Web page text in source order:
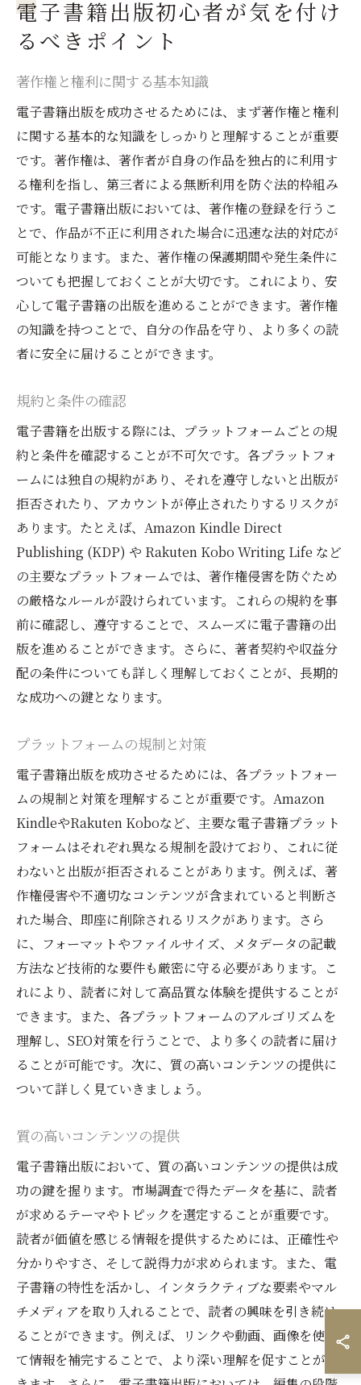
電子書籍出版初心者が気を付け
るべきポイント
著作権と権利に関する基本知識
電子書籍出版を成功させるためには、まず著作権と権利
に関する基本的な知識をしっかりと理解することが重要
です。著作権は、著作者が自身の作品を独占的に利用す
る権利を指し、第三者による無断利用を防ぐ法的枠組み
です。電子書籍出版においては、著作権の登録を行うこ
とで、作品が不正に利用された場合に迅速な法的対応が
可能となります。また、著作権の保護期間や発生条件に
ついても把握しておくことが大切です。これにより、安
心して電子書籍の出版を進めることができます。著作権
の知識を持つことで、自分の作品を守り、より多くの読
者に安全に届けることができます。
規約と条件の確認
電子書籍を出版する際には、プラットフォームごとの規
約と条件を確認することが不可欠です。各プラットフォ
ームには独自の規約があり、それを遵守しないと出版が
拒否されたり、アカウントが停止されたりするリスクが
あります。たとえば、Amazon Kindle Direct
Publishing (KDP) や Rakuten Kobo Writing Life など
の主要なプラットフォームでは、著作権侵害を防ぐため
の厳格なルールが設けられています。これらの規約を事
前に確認し、遵守することで、スムーズに電子書籍の出
版を進めることができます。さらに、著者契約や収益分
配の条件についても詳しく理解しておくことが、長期的
な成功への鍵となります。
プラットフォームの規制と対策
電子書籍出版を成功させるためには、各プラットフォー
ムの規制と対策を理解することが重要です。Amazon
KindleやRakuten Koboなど、主要な電子書籍プラット
フォームはそれぞれ異なる規制を設けており、これに従
わないと出版が拒否されることがあります。例えば、著
作権侵害や不適切なコンテンツが含まれていると判断さ
れた場合、即座に削除されるリスクがあります。さら
に、フォーマットやファイルサイズ、メタデータの記載
方法など技術的な要件も厳密に守る必要があります。こ
れにより、読者に対して高品質な体験を提供することが
できます。また、各プラットフォームのアルゴリズムを
理解し、SEO対策を行うことで、より多くの読者に届け
ることが可能です。次に、質の高いコンテンツの提供に
ついて詳しく見ていきましょう。
質の高いコンテンツの提供
電子書籍出版において、質の高いコンテンツの提供は成
功の鍵を握ります。市場調査で得たデータを基に、読者
が求めるテーマやトピックを選定することが重要です。
読者が価値を感じる情報を提供するためには、正確性や
分かりやすさ、そして説得力が求められます。また、電
子書籍の特性を活かし、インタラクティブな要素やマル
チメディアを取り入れることで、読者の興味を引き続け
ることができます。例えば、リンクや動画、画像を使っ
て情報を補完することで、より深い理解を促すことがで